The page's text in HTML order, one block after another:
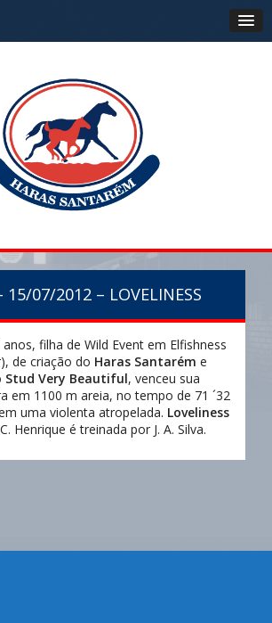
15/07/2012 – LOVELINESS
anos, filha de Wild Event em Elfishness
de criação do Haras Santarém e
Stud Very Beautiful, venceu sua
em 1100 m areia, no tempo de 71 ´32
uma violenta atropelada. Loveliness
Henrique é treinada por J. A. Silva.